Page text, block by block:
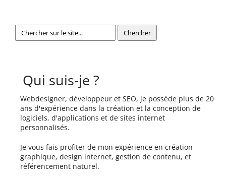
Qui suis-je ?
Webdesigner, développeur et SEO, je possède plus de 20
ans d'expérience dans la création et la conception de
logiciels, d'applications et de sites internet
personnalisés.
Je vous fais profiter de mon expérience en création
graphique, design internet, gestion de contenu, et
référencement naturel.